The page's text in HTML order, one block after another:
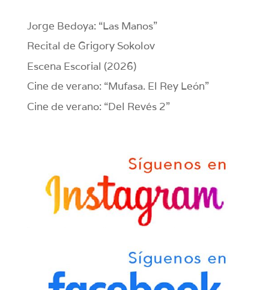
Jorge Bedoya: “Las Manos”
Recital de Grigory Sokolov
Escena Escorial (2026)
Cine de verano: “Mufasa. El Rey León”
Cine de verano: “Del Revés 2”